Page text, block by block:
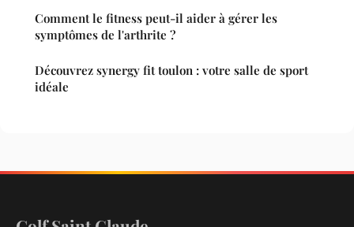
Comment le fitness peut-il aider à gérer les
symptômes de l'arthrite ?
Découvrez synergy fit toulon : votre salle de sport
idéale